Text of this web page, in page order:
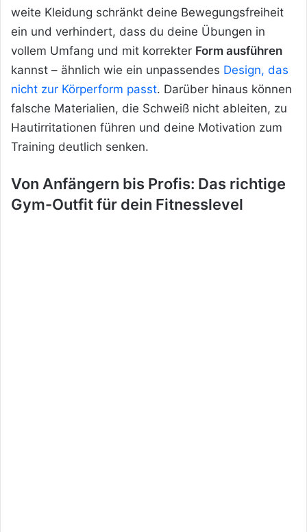
weite Kleidung schränkt deine Bewegungsfreiheit
ein und verhindert, dass du deine Übungen in
vollem Umfang und mit korrekter Form ausführen
kannst – ähnlich wie ein unpassendes Design, das
nicht zur Körperform passt. Darüber hinaus können
falsche Materialien, die Schweiß nicht ableiten, zu
Hautirritationen führen und deine Motivation zum
Training deutlich senken.
Von Anfängern bis Profis: Das richtige
Gym-Outfit für dein Fitnesslevel